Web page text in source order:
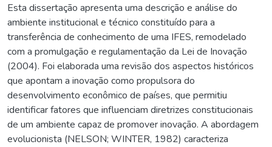
Esta dissertação apresenta uma descrição e análise do
ambiente institucional e técnico constituído para a
transferência de conhecimento de uma IFES, remodelado
com a promulgação e regulamentação da Lei de Inovação
(2004). Foi elaborada uma revisão dos aspectos históricos
que apontam a inovação como propulsora do
desenvolvimento econômico de países, que permitiu
identificar fatores que influenciam diretrizes constitucionais
de um ambiente capaz de promover inovação. A abordagem
evolucionista (NELSON; WINTER, 1982) caracteriza